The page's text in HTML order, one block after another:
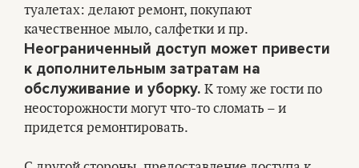
туалетах: делают ремонт, покупают
качественное мыло, салфетки и пр.
Неограниченный доступ может привести
к дополнительным затратам на
обслуживание и уборку. К тому же гости по
неосторожности могут что-то сломать – и
придется ремонтировать.